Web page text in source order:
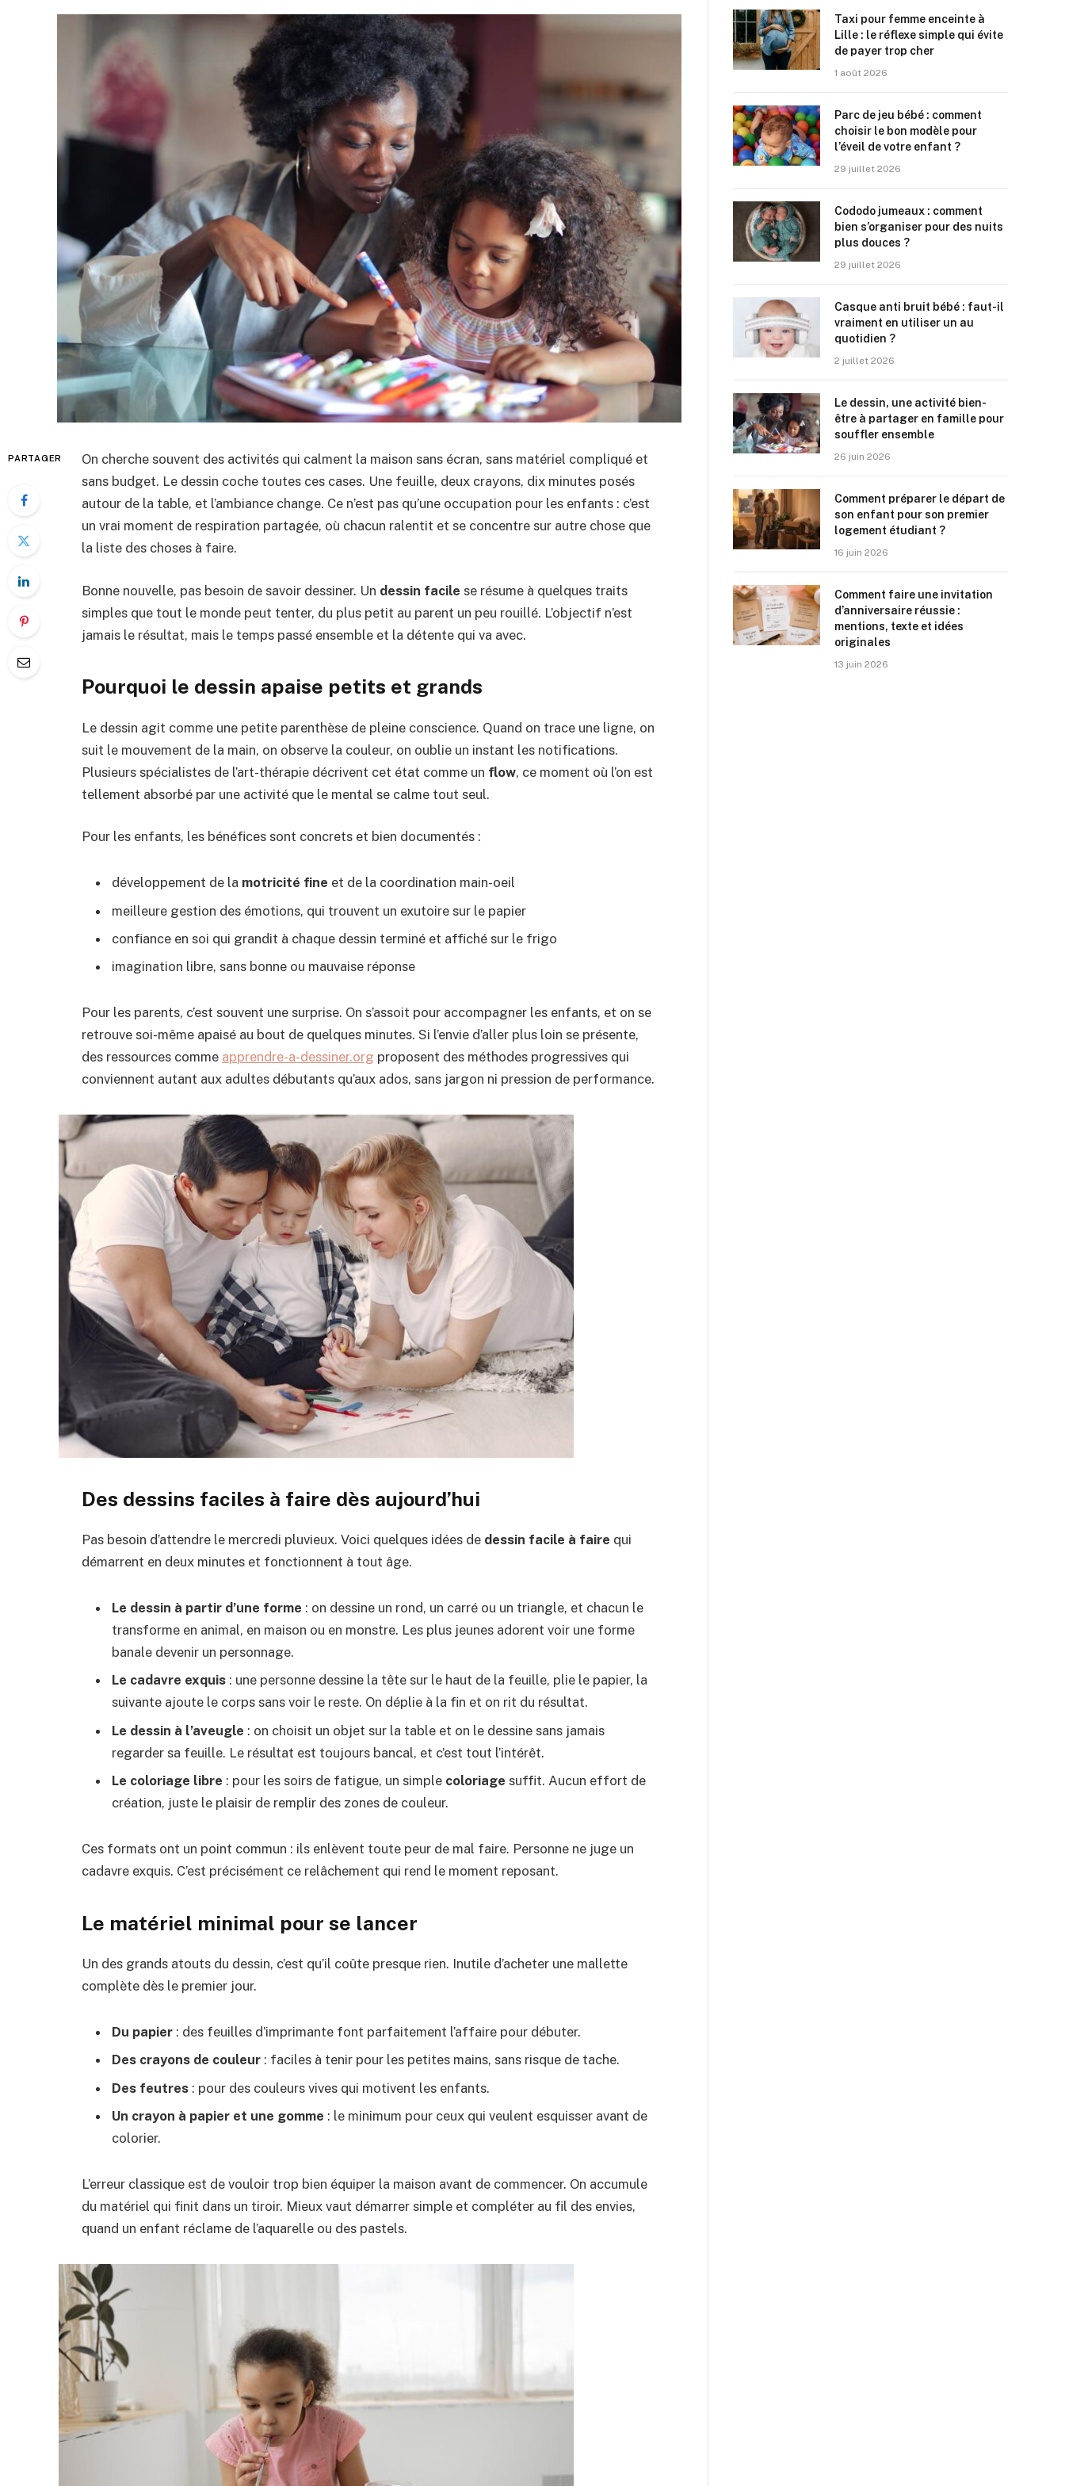
PARTAGER
On cherche souvent des activités qui calment la maison sans écran, sans matériel compliqué et
sans budget. Le dessin coche toutes ces cases. Une feuille, deux crayons, dix minutes posés
autour de la table, et l’ambiance change. Ce n’est pas qu’une occupation pour les enfants : c’est
un vrai moment de respiration partagée, où chacun ralentit et se concentre sur autre chose que
la liste des choses à faire.
Bonne nouvelle, pas besoin de savoir dessiner. Un dessin facile se résume à quelques traits
simples que tout le monde peut tenter, du plus petit au parent un peu rouillé. L’objectif n’est
jamais le résultat, mais le temps passé ensemble et la détente qui va avec.
Pourquoi le dessin apaise petits et grands
Le dessin agit comme une petite parenthèse de pleine conscience. Quand on trace une ligne, on
suit le mouvement de la main, on observe la couleur, on oublie un instant les notifications.
Plusieurs spécialistes de l’art-thérapie décrivent cet état comme un flow, ce moment où l’on est
tellement absorbé par une activité que le mental se calme tout seul.
Pour les enfants, les bénéfices sont concrets et bien documentés :
développement de la motricité fine et de la coordination main-oeil
meilleure gestion des émotions, qui trouvent un exutoire sur le papier
confiance en soi qui grandit à chaque dessin terminé et affiché sur le frigo
imagination libre, sans bonne ou mauvaise réponse
Pour les parents, c’est souvent une surprise. On s’assoit pour accompagner les enfants, et on se
retrouve soi-même apaisé au bout de quelques minutes. Si l’envie d’aller plus loin se présente,
des ressources comme apprendre-a-dessiner.org proposent des méthodes progressives qui
conviennent autant aux adultes débutants qu’aux ados, sans jargon ni pression de performance.
Des dessins faciles à faire dès aujourd’hui
Pas besoin d’attendre le mercredi pluvieux. Voici quelques idées de dessin facile à faire qui
démarrent en deux minutes et fonctionnent à tout âge.
Le dessin à partir d’une forme : on dessine un rond, un carré ou un triangle, et chacun le
transforme en animal, en maison ou en monstre. Les plus jeunes adorent voir une forme
banale devenir un personnage.
Le cadavre exquis : une personne dessine la tête sur le haut de la feuille, plie le papier, la
suivante ajoute le corps sans voir le reste. On déplie à la fin et on rit du résultat.
Le dessin à l’aveugle : on choisit un objet sur la table et on le dessine sans jamais
regarder sa feuille. Le résultat est toujours bancal, et c’est tout l’intérêt.
Le coloriage libre : pour les soirs de fatigue, un simple coloriage suffit. Aucun effort de
création, juste le plaisir de remplir des zones de couleur.
Ces formats ont un point commun : ils enlèvent toute peur de mal faire. Personne ne juge un
cadavre exquis. C’est précisément ce relâchement qui rend le moment reposant.
Le matériel minimal pour se lancer
Un des grands atouts du dessin, c’est qu’il coûte presque rien. Inutile d’acheter une mallette
complète dès le premier jour.
Du papier : des feuilles d’imprimante font parfaitement l’affaire pour débuter.
Des crayons de couleur : faciles à tenir pour les petites mains, sans risque de tache.
Des feutres : pour des couleurs vives qui motivent les enfants.
Un crayon à papier et une gomme : le minimum pour ceux qui veulent esquisser avant de
colorier.
L’erreur classique est de vouloir trop bien équiper la maison avant de commencer. On accumule
du matériel qui finit dans un tiroir. Mieux vaut démarrer simple et compléter au fil des envies,
quand un enfant réclame de l’aquarelle ou des pastels.
Taxi pour femme enceinte à
Lille : le réflexe simple qui évite
de payer trop cher
1 août 2026
Parc de jeu bébé : comment
choisir le bon modèle pour
l’éveil de votre enfant ?
29 juillet 2026
Cododo jumeaux : comment
bien s’organiser pour des nuits
plus douces ?
29 juillet 2026
Casque anti bruit bébé : faut-il
vraiment en utiliser un au
quotidien ?
2 juillet 2026
Le dessin, une activité bien-
être à partager en famille pour
souffler ensemble
26 juin 2026
Comment préparer le départ de
son enfant pour son premier
logement étudiant ?
16 juin 2026
Comment faire une invitation
d’anniversaire réussie :
mentions, texte et idées
originales
13 juin 2026